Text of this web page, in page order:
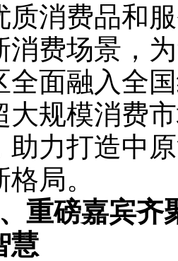
质消费品和
消费场景，
全面融入全
大规模消费
助力打造中
局。
重磅嘉宾齐
慧